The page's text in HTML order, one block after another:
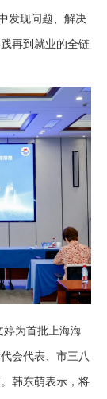
发现问题、解决
再到就业的全链
婷为首批上海海
会代表、市三八
韩东萌表示，将